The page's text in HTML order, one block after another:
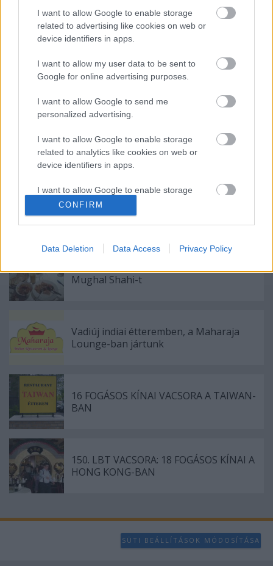
I want to allow Google to enable storage
related to advertising like cookies on web or
device identifiers in apps.
I want to allow my user data to be sent to
Google for online advertising purposes.
I want to allow Google to send me
personalized advertising.
I want to allow Google to enable storage
related to analytics like cookies on web or
device identifiers in apps.
I want to allow Google to enable storage
related to functionality of the website or app.
I want to allow Google to enable storage
related to security, including authentication
functionality and fraud prevention, and other
user protection.
CONFIRM
Data Deletion Data Access Privacy Policy
(Sajnos pár nappal ottjártunk után az Atakám
bezárt. A bezárásnak semmi előjele nem volt, és
sajnos semmit nem tudunk a jövőre nézve sem...)
Címkék:francia konyha atakám étterem
Ajánlott bejegyzések:
14 ÉVES A LUCULLUS BT - WANGOLUNK
Mughal Shahi-t
Vadiúj indiai étteremben, a Maharaja
Lounge-ban jártunk
16 FOGÁSOS KÍNAI VACSORA A TAIWAN-
BAN
150. LBT VACSORA: 18 FOGÁSOS KÍNAI A
HONG KONG-BAN
SÜTI BEÁLLÍTÁSOK MÓDOSÍTÁSA